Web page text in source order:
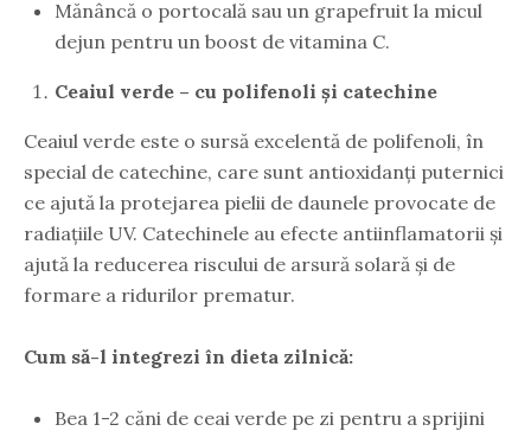
Mănâncă o portocală sau un grapefruit la micul
dejun pentru un boost de vitamina C.
Ceaiul verde – cu polifenoli și catechine
Ceaiul verde este o sursă excelentă de polifenoli, în
special de catechine, care sunt antioxidanți puternici
ce ajută la protejarea pielii de daunele provocate de
radiațiile UV. Catechinele au efecte antiinflamatorii și
ajută la reducerea riscului de arsură solară și de
formare a ridurilor prematur.
Cum să-l integrezi în dieta zilnică:
Bea 1-2 căni de ceai verde pe zi pentru a sprijini